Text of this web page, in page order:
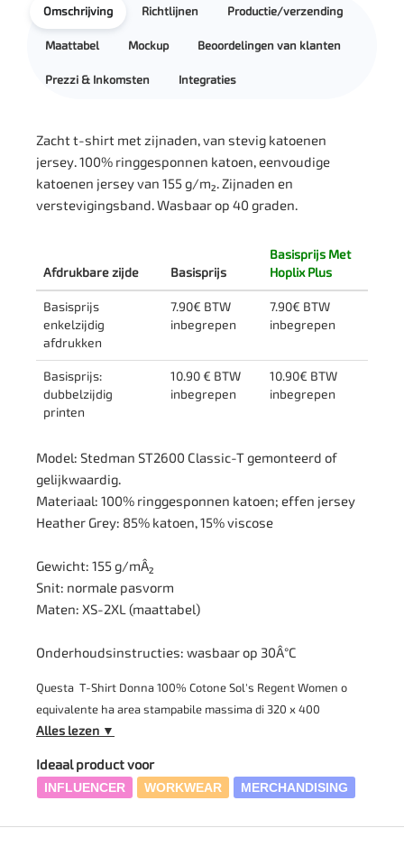
Omschrijving Richtlijnen Productie/verzending
Maattabel Mockup Beoordelingen van klanten
Prezzi & Inkomsten Integraties
Zacht t-shirt met zijnaden, van stevig katoenen
jersey. 100% ringgesponnen katoen, eenvoudige
katoenen jersey van 155 g/m². Zijnaden en
verstevigingsband. Wasbaar op 40 graden.
Afdrukbare zijde Basisprijs
Basisprijs Met
Hoplix Plus
Basisprijs
enkelzijdig
afdrukken
7.90€ BTW
inbegrepen
7.90€ BTW
inbegrepen
Basisprijs:
dubbelzijdig
printen
10.90 € BTW
inbegrepen
10.90€ BTW
inbegrepen
Model: Stedman ST2600 Classic-T gemonteerd of
gelijkwaardig.
Materiaal: 100% ringgesponnen katoen; effen jersey
Heather Grey: 85% katoen, 15% viscose
Gewicht: 155 g/mÂ²
Snit: normale pasvorm
Maten: XS-2XL (maattabel)
Onderhoudsinstructies: wasbaar op 30Â°C
Questa T-Shirt Donna 100% Cotone Sol's Regent Women o
equivalente ha area stampabile massima di 320 x 400
millimetri e una base adatta alla personalizzazione con logo,
cotone semipettinato Ringspun, con jersey semplice da 155
g/m², cuciture laterali, nastro di rinforzo sul collo e girocollo
Alles lezen ▼
Ideaal product voor
INFLUENCER WORKWEAR MERCHANDISING